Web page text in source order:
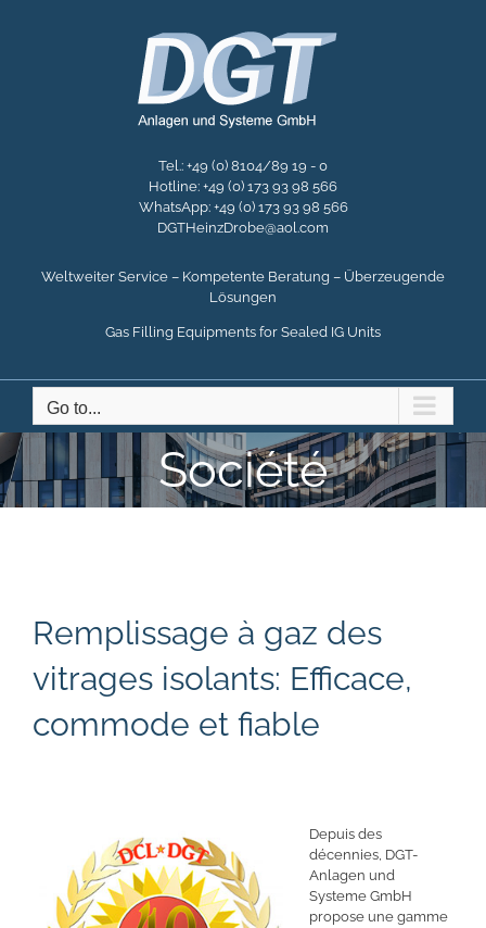
Tel.: +49 (0) 8104/89 19 - 0
Hotline: +49 (0) 173 93 98 566
WhatsApp: +49 (0) 173 93 98 566
DGTHeinzDrobe@aol.com
Weltweiter Service – Kompetente Beratung – Überzeugende
Lösungen
Gas Filling Equipments for Sealed IG Units
Go to...
Société
Remplissage à gaz des
vitrages isolants: Efficace,
commode et fiable
Depuis des
décennies, DGT-
Anlagen und
Systeme GmbH
propose une gamme